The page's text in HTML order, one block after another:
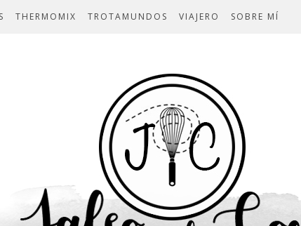
THERMOMIX TROTAMUNDOS VIAJERO SOBRE MÍ